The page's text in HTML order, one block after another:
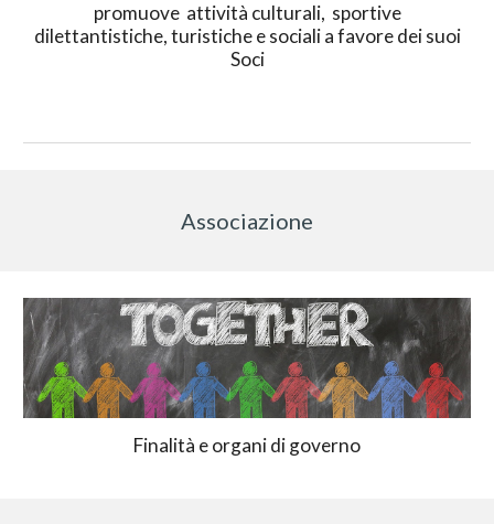
promuove attività culturali, sportive
dilettantistiche, turistiche e sociali a favore dei suoi
Soci
Associazione
Finalità e organi di governo